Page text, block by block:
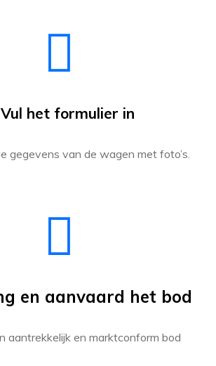
Vul het formulier in
gegevens van de wagen met foto’s.
en aanvaard het bod
aantrekkelijk en marktconform bod